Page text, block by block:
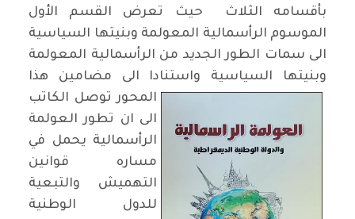
بأقسامه الثلاث حيث تعرض القسم الأول
الموسوم الرأسمالية المعولمة وبنيتها السياسية
الى سمات الطور الجديد من الرأسمالية المعولمة
وبنيتها السياسية واستنادا الى مضامين هذا
المحور توصل الكاتب
الى ان تطور العولمة
الرأسمالية يحمل في
مساره قوانين
التهميش والتبعية
للدول الوطنية